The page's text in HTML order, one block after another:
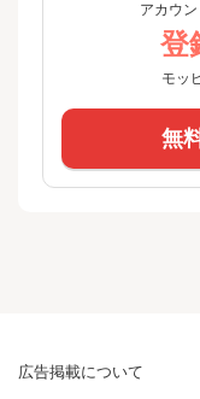
アカウ
登
モッ
無
広告掲載について